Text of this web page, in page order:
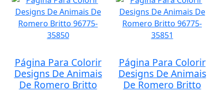
Página Para Colorir
Designs De Animais
De Romero Britto
Página Para Colorir
Designs De Animais
De Romero Britto